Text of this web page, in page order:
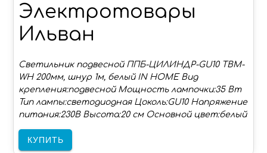
Электротовары
Ильван
Светильник подвесной ППБ-ЦИЛИНДР-GU10 TBM-
WH 200мм, шнур 1м, белый IN HOME Вид
крепления:подвесной Мощность лампочки:35 Вт
Тип лампы:светодиодная Цоколь:GU10 Напряжение
питания:230В Высота:20 см Основной цвет:белый
КУПИТЬ